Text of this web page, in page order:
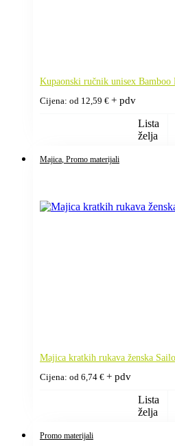
Kupaonski ručnik unisex Bamboo
Cijena: od 12,59 € + pdv
Lista
želja
Majica, Promo materijali
Majica kratkih rukava ženska
Cijena: od 6,74 € + pdv
Lista
želja
Promo materijali